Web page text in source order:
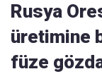
Rusya
üretimine
füze